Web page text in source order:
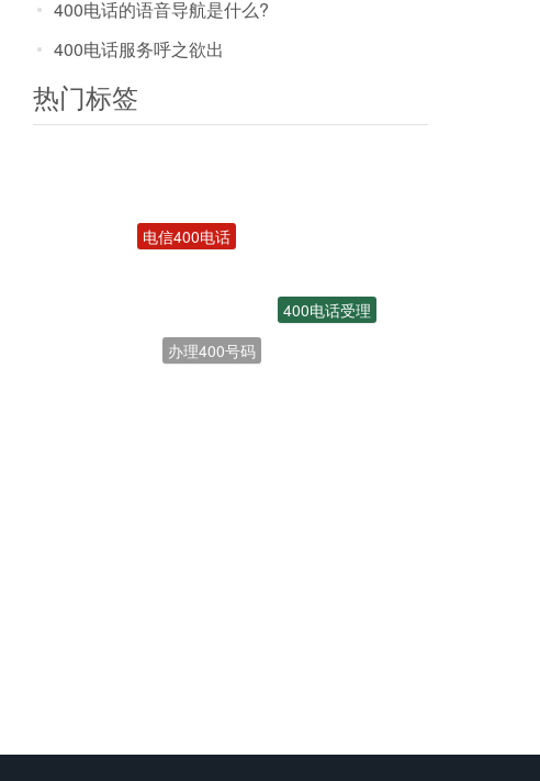
400电话的语音导航是什么?
400电话服务呼之欲出
热门标签
400电话受理